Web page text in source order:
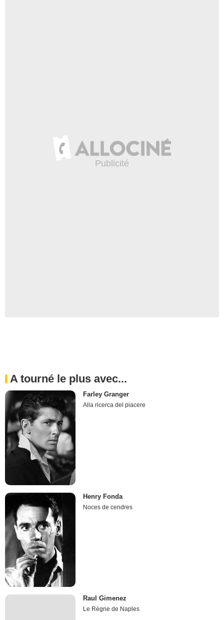
A tourné le plus avec...
Farley Granger
Alla ricerca del piacere
Henry Fonda
Noces de cendres
Raul Gimenez
Le Règne de Naples